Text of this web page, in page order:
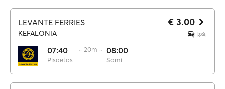
LEVANTE FERRIES
KEFALONIA
07:40
Pisaetos
·· 20m ·· 08:00
Sami
€ 3.00